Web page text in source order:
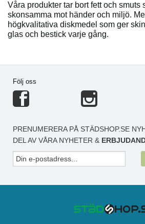
Våra produkter tar bort fett och smuts
skonsamma mot händer och miljö.
högkvalitativa diskmedel som ger
glas och bestick varje gång.
Följ oss
PRENUMERERA PÅ STÄDSHOP.SE
DEL AV VÅRA NYHETER &